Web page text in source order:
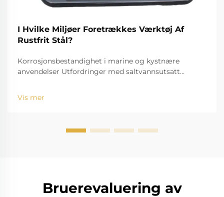
I Hvilke Miljøer Foretrækkes Værktøj Af
Rustfrit Stål?
Korrosjonsbestandighet i marine og kystnære
anvendelser Utfordringer med saltvannsutsatt
standardinstrumenter. Den høye saltholdigheten
Vis mer
Bruerevaluering av